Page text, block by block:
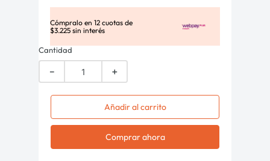
Cómpralo en 12 cuotas de
$3.225 sin interés
Cantidad
＋
－
Añadir al carrito
Comprar ahora